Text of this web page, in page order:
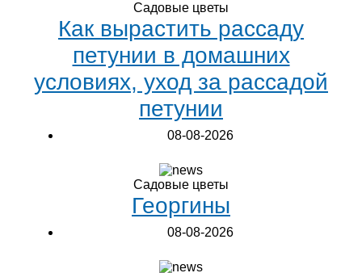
Садовые цветы
Как вырастить рассаду
петунии в домашних
условиях, уход за рассадой
петунии
08-08-2026
Садовые цветы
Георгины
08-08-2026